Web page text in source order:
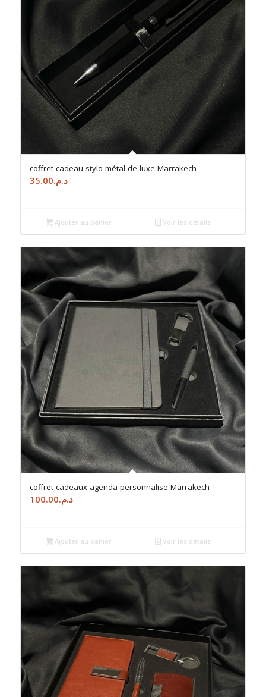
coffret-cadeau-stylo-métal-de-luxe-Marrakech
د.م.35.00
Ajouter au panier Voir les détails
coffret-cadeaux-agenda-personnalise-Marrakech
د.م.100.00
Ajouter au panier Voir les détails